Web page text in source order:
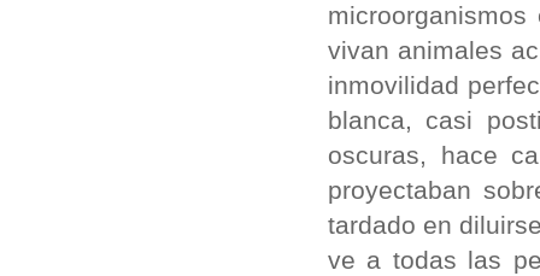
vivan animales
inmovilidad
blanca, casi
oscuras, hace
proyectaban
tardado en
ve a todas las